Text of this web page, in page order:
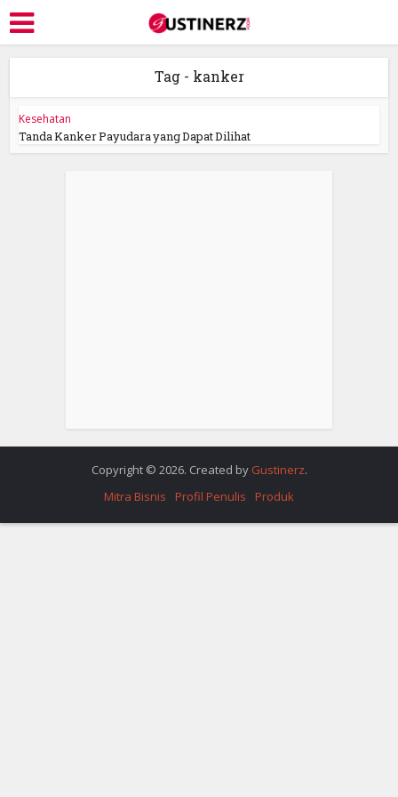
Tag - kanker
Kesehatan
Tanda Kanker Payudara yang Dapat Dilihat
Copyright © 2026. Created by Gustinerz.
Mitra Bisnis
Profil Penulis Produk